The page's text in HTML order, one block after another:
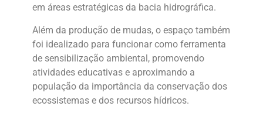
em áreas estratégicas da bacia hidrográfica.
Além da produção de mudas, o espaço também
foi idealizado para funcionar como ferramenta
de sensibilização ambiental, promovendo
atividades educativas e aproximando a
população da importância da conservação dos
ecossistemas e dos recursos hídricos.